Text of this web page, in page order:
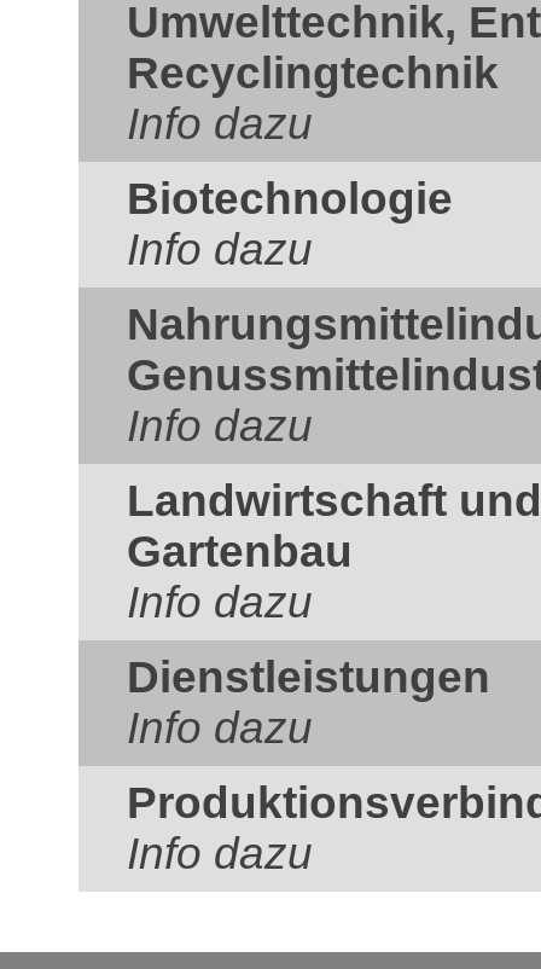
Umwelttechnik,
Recyclingtechnik
Info dazu
Biotechnologie
Info dazu
Info dazu
Landwirtschaft
Gartenbau
Info dazu
Dienstleistungen
Info dazu
Info dazu